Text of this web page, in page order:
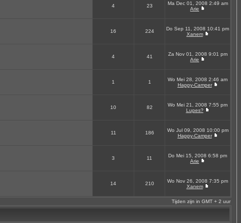
4 23
Ma Dec 01, 2008 2:49 am
Arie
16 224
Do Sep 11, 2008 10:41 pm
Xanem
4 41
Za Nov 01, 2008 9:01 pm
Arie
1 1
Wo Mei 28, 2008 2:46 am
Happy-Camper
10 82
Wo Mei 21, 2008 7:55 pm
Lupes?
11 186
Wo Jul 09, 2008 10:00 pm
Happy-Camper
3 11
Do Mei 15, 2008 6:58 pm
Arie
14 210
Wo Nov 26, 2008 7:35 pm
Xanem
Tijden zijn in GMT + 2 uur